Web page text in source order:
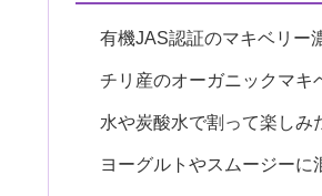
有機JAS認証のマキベリー
チリ産のオーガニックマキ
水や炭酸水で割って楽しみ
ヨーグルトやスムージーに